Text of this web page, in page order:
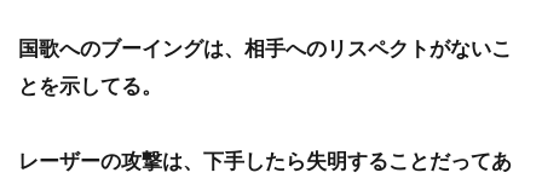
国歌へのブーイングは、相手へのリスペクトがないこ
とを示してる。
レーザーの攻撃は、下手したら失明することだってあ